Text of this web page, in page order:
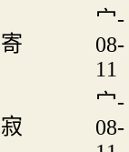
寄
宀-
08-
11
寂
宀-
08-